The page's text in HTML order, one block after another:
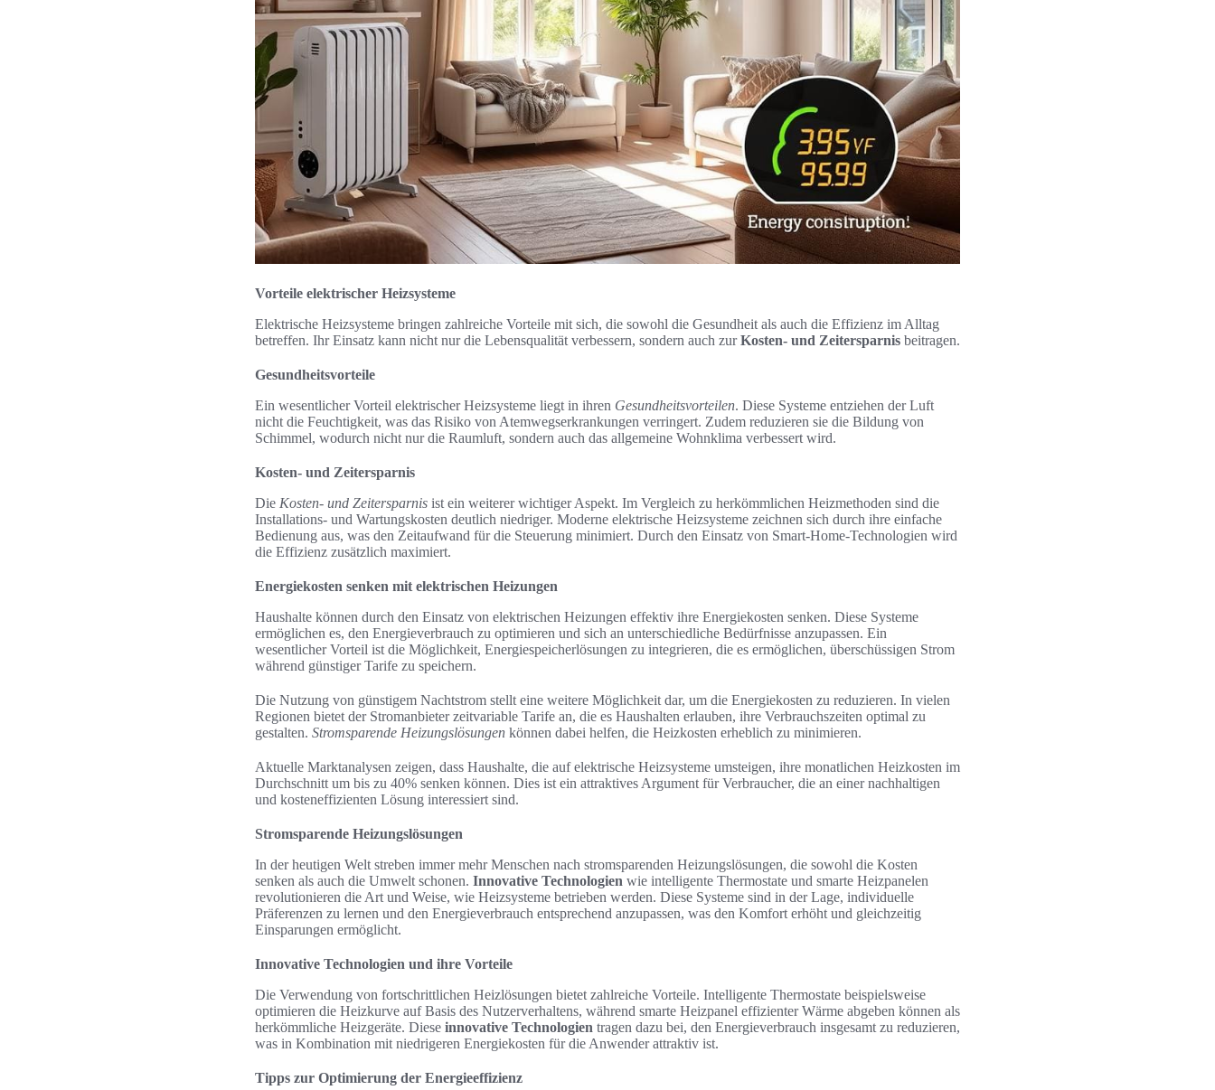
Vorteile elektrischer Heizsysteme
Elektrische Heizsysteme bringen zahlreiche Vorteile mit sich, die sowohl die Gesundheit als auch die Effizienz im Alltag
betreffen. Ihr Einsatz kann nicht nur die Lebensqualität verbessern, sondern auch zurKosten- und Zeitersparnis beitragen.
Gesundheitsvorteile
Ein wesentlicher Vorteil elektrischer Heizsysteme liegt in ihren Gesundheitsvorteilen. Diese Systeme entziehen der Luft
nicht die Feuchtigkeit, was das Risiko von Atemwegserkrankungen verringert. Zudem reduzieren sie die Bildung von
Schimmel, wodurch nicht nur die Raumluft, sondern auch das allgemeine Wohnklima verbessert wird.
Kosten- und Zeitersparnis
Die Kosten- und Zeitersparnis ist ein weiterer wichtiger Aspekt. Im Vergleich zu herkömmlichen Heizmethoden sind die
Installations- und Wartungskosten deutlich niedriger. Moderne elektrische Heizsysteme zeichnen sich durch ihre einfache
Bedienung aus, was den Zeitaufwand für die Steuerung minimiert. Durch den Einsatz von Smart-Home-Technologien wird
die Effizienz zusätzlich maximiert.
Energiekosten senken mit elektrischen Heizungen
Haushalte können durch den Einsatz von elektrischen Heizungen effektiv ihre Energiekosten senken. Diese Systeme
ermöglichen es, den Energieverbrauch zu optimieren und sich an unterschiedliche Bedürfnisse anzupassen. Ein
wesentlicher Vorteil ist die Möglichkeit, Energiespeicherlösungen zu integrieren, die es ermöglichen, überschüssigen Strom
während günstiger Tarife zu speichern.
Die Nutzung von günstigem Nachtstrom stellt eine weitere Möglichkeit dar, um die Energiekosten zu reduzieren. In vielen
Regionen bietet der Stromanbieter zeitvariable Tarife an, die es Haushalten erlauben, ihre Verbrauchszeiten optimal zu
gestalten. Stromsparende Heizungslösungen können dabei helfen, die Heizkosten erheblich zu minimieren.
Aktuelle Marktanalysen zeigen, dass Haushalte, die auf elektrische Heizsysteme umsteigen, ihre monatlichen Heizkosten im
Durchschnitt um bis zu 40% senken können. Dies ist ein attraktives Argument für Verbraucher, die an einer nachhaltigen
und kosteneffizienten Lösung interessiert sind.
Stromsparende Heizungslösungen
In der heutigen Welt streben immer mehr Menschen nach stromsparenden Heizungslösungen, die sowohl die Kosten
senken als auch die Umwelt schonen. Innovative Technologien wie intelligente Thermostate und smarte Heizpanelen
revolutionieren die Art und Weise, wie Heizsysteme betrieben werden. Diese Systeme sind in der Lage, individuelle
Präferenzen zu lernen und den Energieverbrauch entsprechend anzupassen, was den Komfort erhöht und gleichzeitig
Einsparungen ermöglicht.
Innovative Technologien und ihre Vorteile
Die Verwendung von fortschrittlichen Heizlösungen bietet zahlreiche Vorteile. Intelligente Thermostate beispielsweise
optimieren die Heizkurve auf Basis des Nutzerverhaltens, während smarte Heizpanel effizienter Wärme abgeben können als
herkömmliche Heizgeräte. Diese innovative Technologien tragen dazu bei, den Energieverbrauch insgesamt zu reduzieren,
was in Kombination mit niedrigeren Energiekosten für die Anwender attraktiv ist.
Tipps zur Optimierung der Energieeffizienz